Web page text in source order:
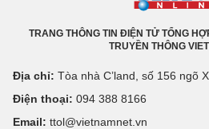
TRANG THÔNG TIN ĐIỆN TỬ TỔNG
TRUYỀN THÔNG
Địa chỉ: Tòa nhà C’land, số 156 ngõ
Điện thoại: 094 388 8166
Email: ttol@vietnamnet.vn